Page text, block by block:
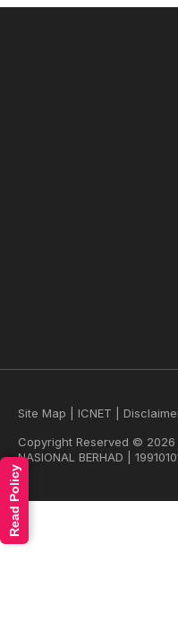
Site Map ICNET
Copyright Reserved © 2026
NASIONAL BERHAD |
Read Policy